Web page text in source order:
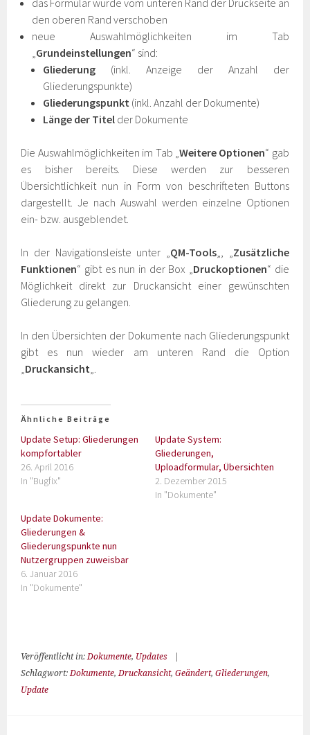
das Formular wurde vom unteren Rand der Druckseite an
den oberen Rand verschoben
neue Auswahlmöglichkeiten im Tab
„Grundeinstellungen“ sind:
Gliederung (inkl. Anzeige der Anzahl der
Gliederungspunkte)
Gliederungspunkt (inkl. Anzahl der Dokumente)
Länge der Titel der Dokumente
Die Auswahlmöglichkeiten im Tab „Weitere Optionen“ gab
es bisher bereits. Diese werden zur besseren
Übersichtlichkeit nun in Form von beschrifteten Buttons
dargestellt. Je nach Auswahl werden einzelne Optionen
ein- bzw. ausgeblendet.
In der Navigationsleiste unter „QM-Tools„, „Zusätzliche
Funktionen“ gibt es nun in der Box „Druckoptionen“ die
Möglichkeit direkt zur Druckansicht einer gewünschten
Gliederung zu gelangen.
In den Übersichten der Dokumente nach Gliederungspunkt
gibt es nun wieder am unteren Rand die Option
„Druckansicht„.
Ähnliche Beiträge
Update Setup: Gliederungen
kompfortabler
26. April 2016
In "Bugfix"
Update System:
Gliederungen,
Uploadformular, Übersichten
2. Dezember 2015
In "Dokumente"
Update Dokumente:
Gliederungen &
Gliederungspunkte nun
Nutzergruppen zuweisbar
6. Januar 2016
In "Dokumente"
Veröffentlicht in:Dokumente, Updates
Schlagwort:Dokumente,Druckansicht,Geändert,Gliederungen,
Update